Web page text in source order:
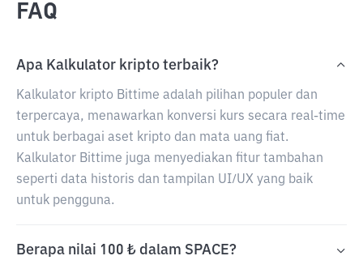
FAQ
Apa Kalkulator kripto terbaik?
Kalkulator kripto Bittime adalah pilihan populer dan
terpercaya, menawarkan konversi kurs secara real-time
untuk berbagai aset kripto dan mata uang fiat.
Kalkulator Bittime juga menyediakan fitur tambahan
seperti data historis dan tampilan UI/UX yang baik
untuk pengguna.
Berapa nilai 100 ₺ dalam SPACE?